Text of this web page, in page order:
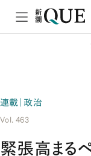
連載｜政治
Vol. 463
緊張高まる